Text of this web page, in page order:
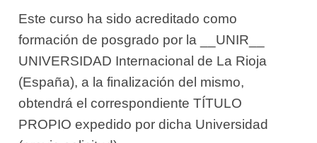
Este curso ha sido acreditado como
formación de posgrado por la __UNIR__
UNIVERSIDAD Internacional de La Rioja
(España), a la finalización del mismo,
obtendrá el correspondiente TÍTULO
PROPIO expedido por dicha Universidad